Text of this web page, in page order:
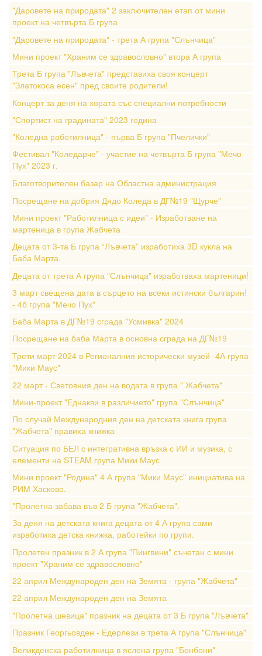
"Даровете на природата" 2 заключителен етап от мини
проект на четвърта Б група
"Даровете на природата" - трета А група "Слънчица"
Мини проект "Храним се здравословно" втора А група
Трета Б група "Лъвчета" представиха своя концерт
"Златокоса есен" пред своите родители!
Концерт за деня на хората със специални потребности
"Спортист на градината" 2023 година
"Коледна работилница" - първа Б група "Пчелички"
Фестивал "Коледарче" - участие на четвърта Б група "Мечо
Пух" 2023 г.
Благотворителен базар на Областна администрация
Посрещане на добрия Дядо Коледа в ДГ№19 "Щурче"
Мини проект "Работилница с идеи" - Изработване на
мартеница в група Жабчета
Децата от 3-та Б група “Лъвчета” изработиха 3D кукла на
Баба Марта.
Децата от трета А група "Слънчица" изработваха мартеници!
3 март свещена дата в сърцето на всеки истински българин!
- 4б група "Мечо Пух"
Баба Марта в ДГ№19 сграда "Усмивка" 2024
Посрещане на баба Марта в основна сграда на ДГ№19
Трети март 2024 в Регионалния исторически музей -4А група
"Мики Маус"
22 март - Световния ден на водата в група " Жабчета"
Мини-проект "Еднакви в различието" група "Слънчица"
По случай Международния ден на детската книга група
"Жабчета" правиха книжка
Ситуация по БЕЛ с интегративна връзка с ИИ и музика, с
елементи на STEAM група Мики Маус
Мини проект "Родина" 4 А група "Мики Маус" инициатива на
РИМ Хасково.
"Пролетна забава във 2 Б група "Жабчета".
За деня на детската книга децата от 4 А група сами
изработиха детска книжка, работейки по групи.
Пролетен празник в 2 А група "Пингвини" съчетан с мини
проект "Храним се здравословно"
22 април Международен ден на Земята - група "Жабчета"
22 април Международен ден на Земята
"Пролетна шевица" празник на децата от 3 Б група "Лъвчета"
Празник Георгьовден - Едерлези в трета А група "Слънчица"
Великденска работилница в яслена група "Бонбони"